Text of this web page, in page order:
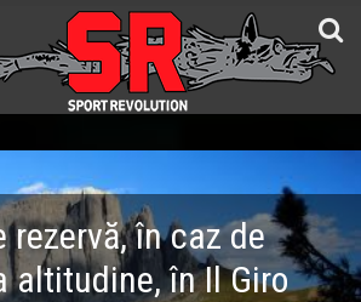
rezervă, în caz de
altitudine, în Il Giro